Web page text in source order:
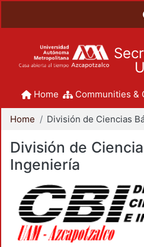
Home Communities &
Home
División de
Ingeniería